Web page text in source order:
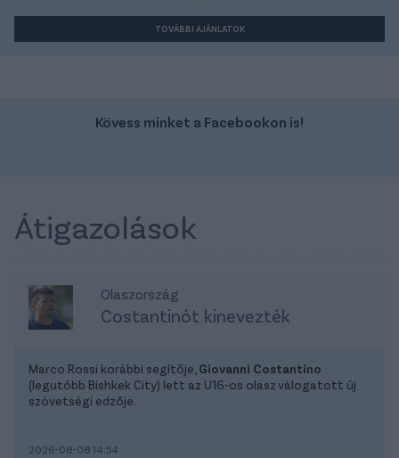
TOVÁBBI AJÁNLATOK
Kövess minket a Facebookon is!
Átigazolások
Olaszország
Costantinót kinevezték
Marco Rossi korábbi segítője, Giovanni Costantino
(legutóbb Bishkek City) lett az U16-os olasz válogatott új
szövetségi edzője.
2026-08-08 14:54